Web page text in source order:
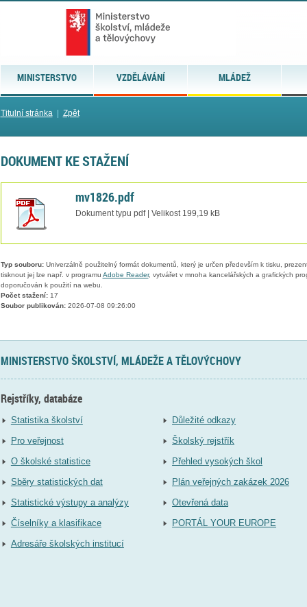
MINISTERSTVO VZDĚLÁVÁNÍ MLÁDEŽ
Titulní stránka| Zpět
DOKUMENT KE STAŽENÍ
mv1826.pdf
Dokument typu pdf | Velikost 199,19 kB
Typ souboru:Univerzálně použitelný formát dokumentů, který je určen především k tisku,
tisknout jej lze např. v programu Adobe Reader, vytvářet v mnoha kancelářských a grafických
doporučován k použití na webu.
Počet stažení:17
Soubor publikován:2026-07-08 09:26:00
MINISTERSTVO ŠKOLSTVÍ, MLÁDEŽE A TĚLOVÝCHOVY
Rejstříky, databáze
Statistika školství
Pro veřejnost
O školské statistice
Sběry statistických dat
Statistické výstupy a analýzy
Číselníky a klasifikace
Adresáře školských institucí
Důležité odkazy
Školský rejstřík
Přehled vysokých škol
Plán veřejných zakázek 2026
Otevřená data
PORTÁL YOUR EUROPE